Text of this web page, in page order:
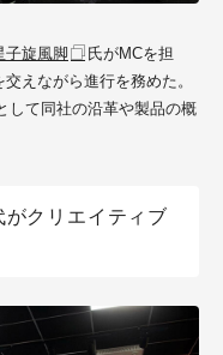
子旋風脚
氏がMCを担
えながら進行を務めた。
して同社の沿革や製品の概
クリエイティブ